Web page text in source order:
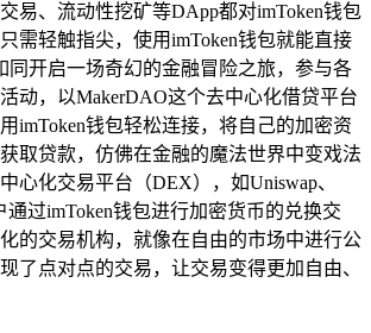
易、流动性挖矿等DApp都对imToken钱包
需轻触指尖，使用imToken钱包就能直接
同开启一场奇幻的金融冒险之旅，参与各
动，以MakerDAO这个去中心化借贷平台
imToken钱包轻松连接，将自己的加密资
取贷款，仿佛在金融的魔法世界中变戏法
心化交易平台（DEX），如Uniswap、
通过imToken钱包进行加密货币的兑换交
的交易机构，就像在自由的市场中进行公
了点对点的交易，让交易变得更加自由、